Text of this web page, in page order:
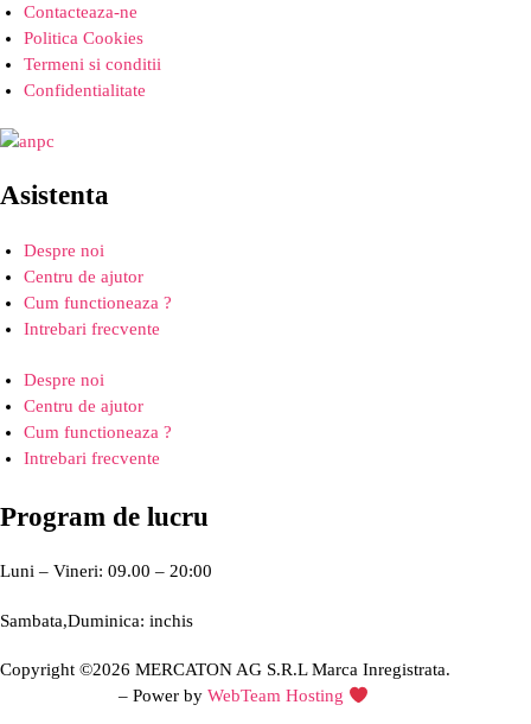
Contacteaza-ne
Politica Cookies
Termeni si conditii
Confidentialitate
Asistenta
Despre noi
Centru de ajutor
Cum functioneaza ?
Intrebari frecvente
Despre noi
Centru de ajutor
Cum functioneaza ?
Intrebari frecvente
Program de lucru
Luni – Vineri: 09.00 – 20:00
Sambata,Duminica: inchis
Copyright ©2026 MERCATON AG S.R.L Marca Inregistrata.
– Power by WebTeam Hosting